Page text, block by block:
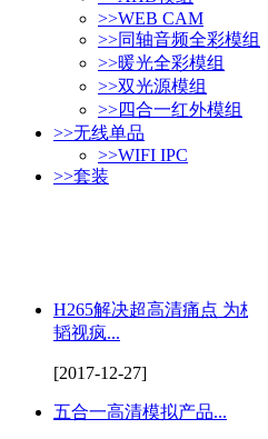
>>WEB CAM
>>同轴音频全彩模组
>>暖光全彩模组
>>双光源模组
>>四合一红外模组
>>无线单品
>>WIFI IPC
>>套装
H265解决超高清痛点 为杭州
韬视疯...
[2017-12-27]
五合一高清模拟产品...